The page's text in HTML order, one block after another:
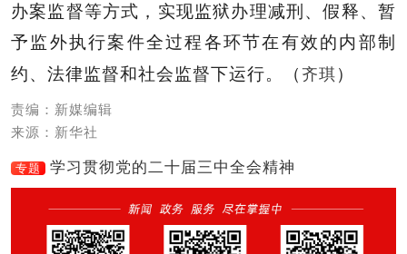
办案监督等方式，实现监狱办理减刑、假释、暂
予监外执行案件全过程各环节在有效的内部制
约、法律监督和社会监督下运行。（ 齐琪）
责编：新媒编辑
来源：新华社
专题 学习贯彻党的二十届三中全会精神